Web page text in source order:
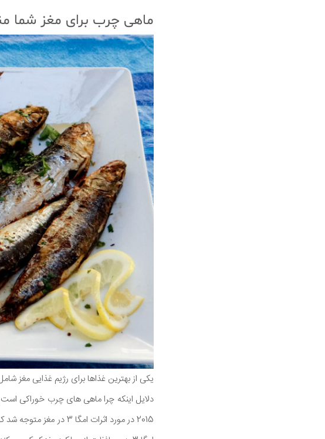
ماهی چرب برای مغز شما
یکی از بهترین غذاها برای رژیم غذایی مغز
2015 در مورد اثرات